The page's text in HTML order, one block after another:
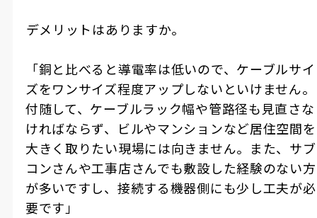
――デメリットはありますか。
「銅と比べると導電率は低いので、ケーブルサイ
ズをワンサイズ程度アップしないといけません。
付随して、ケーブルラック幅や管路径も見直さな
ければならず、ビルやマンションなど居住空間を
大きく取りたい現場には向きません。また、サブ
コンさんや工事店さんでも敷設した経験のない方
が多いですし、接続する機器側にも少し工夫が必
要です」